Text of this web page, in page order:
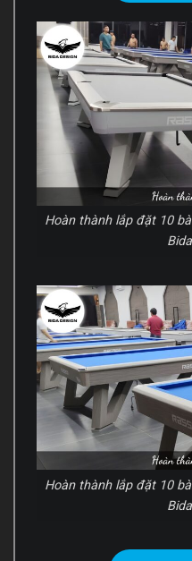
Hoàn thành lắp đặt 10
Hoàn thành lắp đặt 10